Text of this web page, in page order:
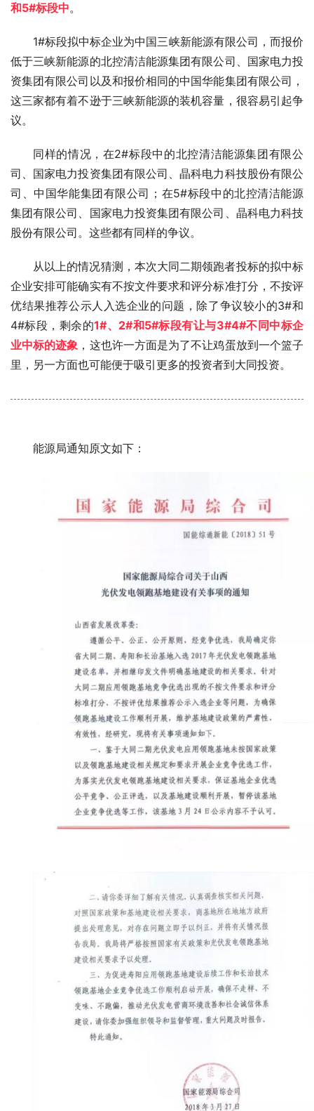
和5#标段中。
1#标段拟中标企业为中国三峡新能源有限公司，而报价
低于三峡新能源的北控清洁能源集团有限公司、国家电力投
资集团有限公司以及和报价相同的中国华能集团有限公司，
这三家都有着不逊于三峡新能源的装机容量，很容易引起争
议。
同样的情况，在2#标段中的北控清洁能源集团有限公
司、国家电力投资集团有限公司、晶科电力科技股份有限公
司、中国华能集团有限公司；在5#标段中的北控清洁能源
集团有限公司、国家电力投资集团有限公司、晶科电力科技
股份有限公司。这些都有同样的争议。
从以上的情况猜测，本次大同二期领跑者投标的拟中标
企业安排可能确实有不按文件要求和评分标准打分，不按评
优结果推荐公示人入选企业的问题，除了争议较小的3#和
4#标段，剩余的1#、2#和5#标段有让与3#4#不同中标企
业中标的迹象 ，这也许一方面是为了不让鸡蛋放到一个篮子
里，另一方面也可能便于吸引更多的投资者到大同投资。
能源局通知原文如下：